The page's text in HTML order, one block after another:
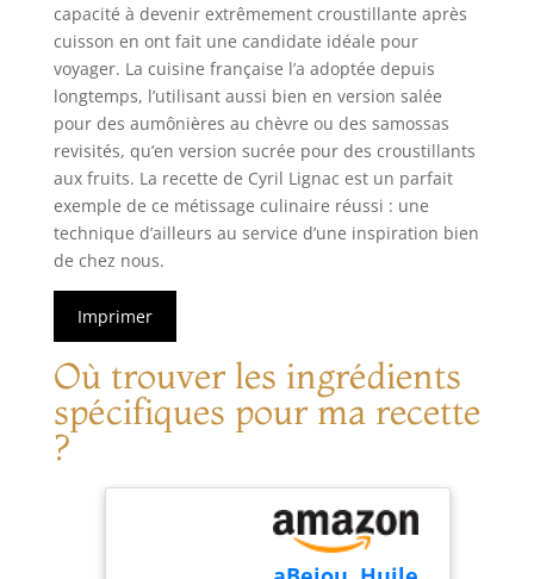
capacité à devenir extrêmement croustillante après
cuisson en ont fait une candidate idéale pour
voyager. La cuisine française l’a adoptée depuis
longtemps, l’utilisant aussi bien en version salée
pour des aumônières au chèvre ou des samossas
revisités, qu’en version sucrée pour des croustillants
aux fruits. La recette de Cyril Lignac est un parfait
exemple de ce métissage culinaire réussi : une
technique d’ailleurs au service d’une inspiration bien
de chez nous.
Imprimer
Où trouver les ingrédients
spécifiques pour ma recette
?